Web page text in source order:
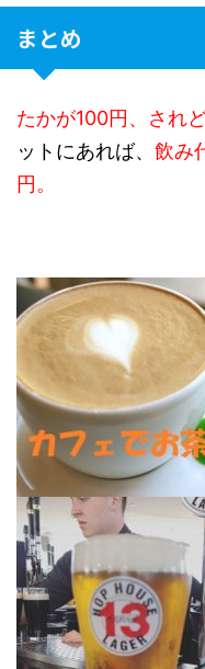
まとめ
たかが100円、され
ットにあれば、 飲み
円。